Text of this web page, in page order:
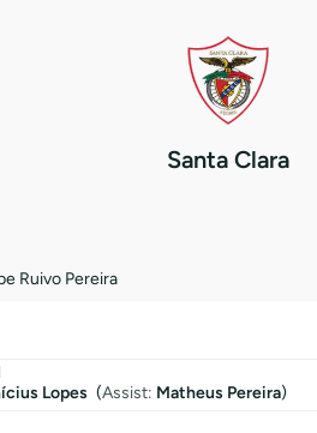
Santa Clara
Ruivo Pereira
Lopes (Assist: Matheus Pereira)